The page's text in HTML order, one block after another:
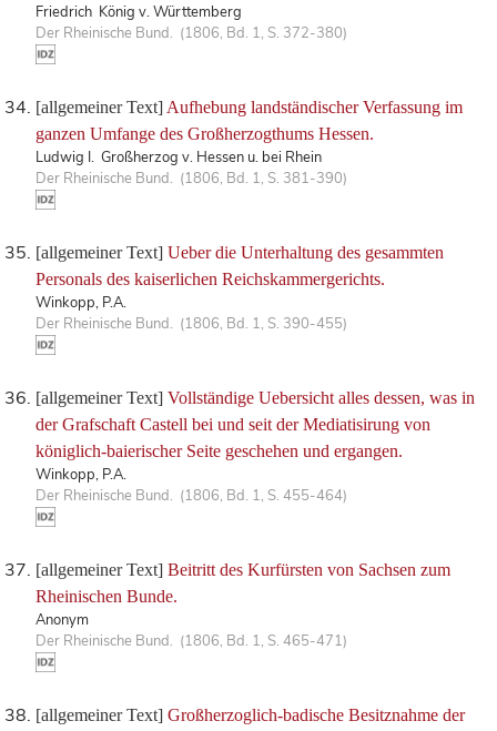
Friedrich König v. Württemberg
Der Rheinische Bund. (1806, Bd. 1, S. 372-380)
[allgemeiner Text] Aufhebung landständischer Verfassung im
ganzen Umfange des Großherzogthums Hessen.
Ludwig I. Großherzog v. Hessen u. bei Rhein
Der Rheinische Bund. (1806, Bd. 1, S. 381-390)
[allgemeiner Text] Ueber die Unterhaltung des gesammten
Personals des kaiserlichen Reichskammergerichts.
Winkopp, P.A.
Der Rheinische Bund. (1806, Bd. 1, S. 390-455)
[allgemeiner Text] Vollständige Uebersicht alles dessen, was in
der Grafschaft Castell bei und seit der Mediatisirung von
königlich-baierischer Seite geschehen und ergangen.
Winkopp, P.A.
Der Rheinische Bund. (1806, Bd. 1, S. 455-464)
[allgemeiner Text] Beitritt des Kurfürsten von Sachsen zum
Rheinischen Bunde.
Anonym
Der Rheinische Bund. (1806, Bd. 1, S. 465-471)
[allgemeiner Text] Großherzoglich-badische Besitznahme der